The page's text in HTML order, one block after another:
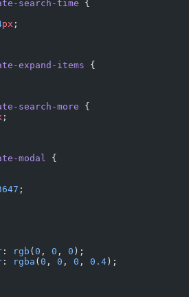
search-time
{
px ;
expand-items
{
search-more
{
;
modal
{
;
: rgb ( 0 , 0 , 0 );
: rgba ( 0 , 0 , 0 , 0.4 );